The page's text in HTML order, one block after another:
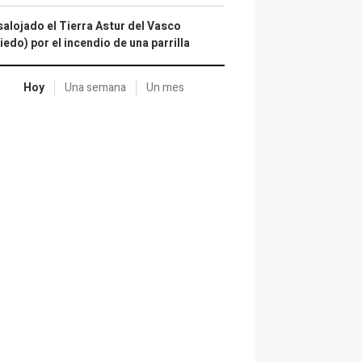
el Tierra Astur del Vasco
por el incendio de una parrilla
Hoy Una semana Un mes